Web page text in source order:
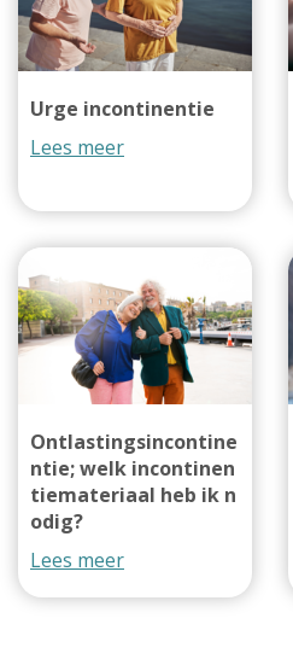
Urge incontinentie
Lees meer
Ontlastingsincontine
ntie; welk incontinen
tiemateriaal heb ik n
odig?
Lees meer